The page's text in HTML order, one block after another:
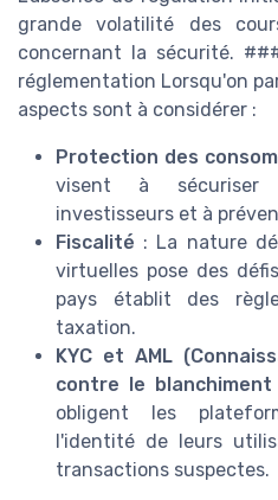
grande volatilité des
concernant la sécurité.
réglementation Lorsqu'on
aspects sont à considérer :
Protection des
visent à sécuriser
investisseurs et à
Fiscalité : La nature
virtuelles pose des
pays établit des
taxation.
KYC et AML
contre le
obligent les
l'identité de leurs
transactions suspectes.